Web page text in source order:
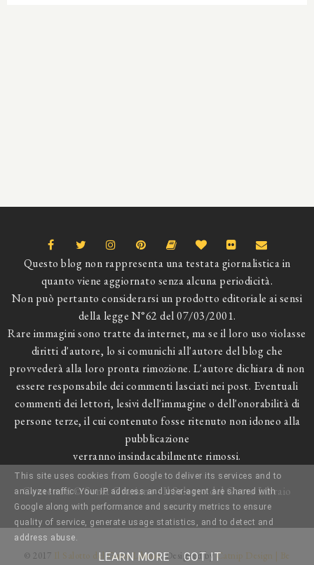
Questo blog non rappresenta una testata giornalistica in
quanto viene aggiornato senza alcuna periodicità.
Non può pertanto considerarsi un prodotto editoriale ai sensi
della legge N°62 del 07/03/2001.
Rare immagini sono tratte da internet, ma se il loro uso violasse
diritti d'autore, lo si comunichi all'autore del blog che
provvederà alla loro pronta rimozione. L'autore dichiara di non
essere responsabile dei commenti lasciati nei post. Eventuali
commenti dei lettori, lesivi dell'immagine o dell'onorabilità di
persone terze, il cui contenuto fosse ritenuto non idoneo alla
pubblicazione
verranno insindacabilmente rimossi.
Contenuti © Sonia Graziano - Il Salotto del Gatto Libraio
© 2017 Il Salotto del Gatto Libraio. Designed byCatnip Design | Be
This site uses cookies from Google to deliver its services and to
analyze traffic. Your IP address and user-agent are shared with
Google along with performance and security metrics to ensure
quality of service, generate usage statistics, and to detect and
address abuse.
LEARN MORE GOT IT